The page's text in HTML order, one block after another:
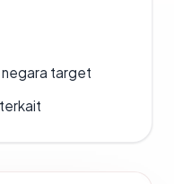
negara target